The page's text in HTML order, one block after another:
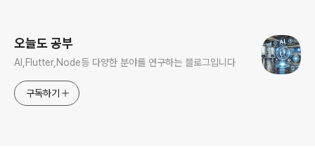
오늘도 공부
AI,Flutter,Node등 다양한 분야를 연구하는 블로그입니다
구독하기